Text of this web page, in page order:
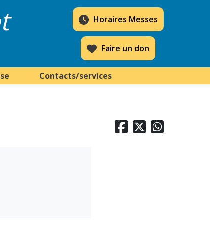
Horaires Messes
Faire un don
Contacts/services
  